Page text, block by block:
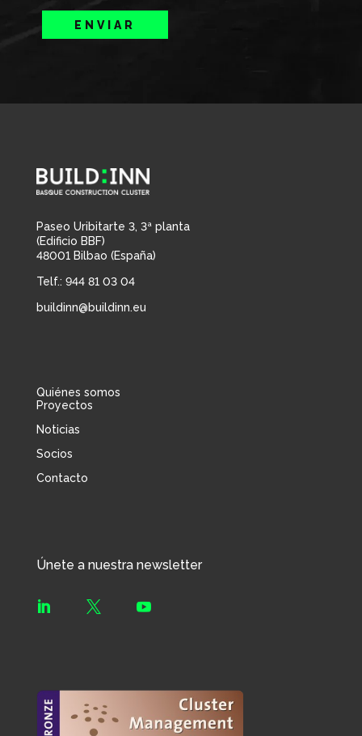
ENVIAR
Paseo Uribitarte 3, 3ª planta
(Edificio BBF)
48001 Bilbao (España)
Telf.: 944 81 03 04
buildinn@buildinn.eu
Quiénes somos
Proyectos
Noticias
Socios
Contacto
Únete a nuestra newsletter
  